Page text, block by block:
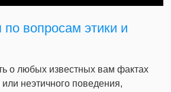
по вопросам этики и
о любых известных вам фактах
неэтичного поведения,